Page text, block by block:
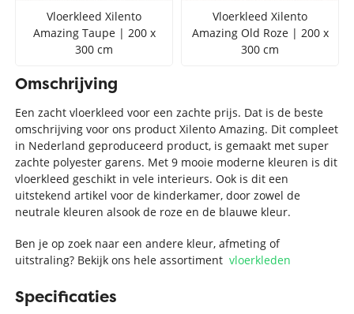
Vloerkleed Xilento
Amazing Taupe | 200 x
300 cm
Vloerkleed Xilento
Amazing Old Roze | 200 x
300 cm
Omschrijving
Een zacht vloerkleed voor een zachte prijs. Dat is de beste
omschrijving voor ons product Xilento Amazing. Dit compleet
in Nederland geproduceerd product, is gemaakt met super
zachte polyester garens. Met 9 mooie moderne kleuren is dit
vloerkleed geschikt in vele interieurs. Ook is dit een
uitstekend artikel voor de kinderkamer, door zowel de
neutrale kleuren alsook de roze en de blauwe kleur.
Ben je op zoek naar een andere kleur, afmeting of
uitstraling? Bekijk ons hele assortimentvloerkleden
Specificaties